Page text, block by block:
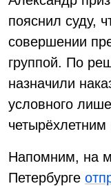
пояснил суду,
совершении
группой. По
назначили
условного
Напомним, на
Петербурге